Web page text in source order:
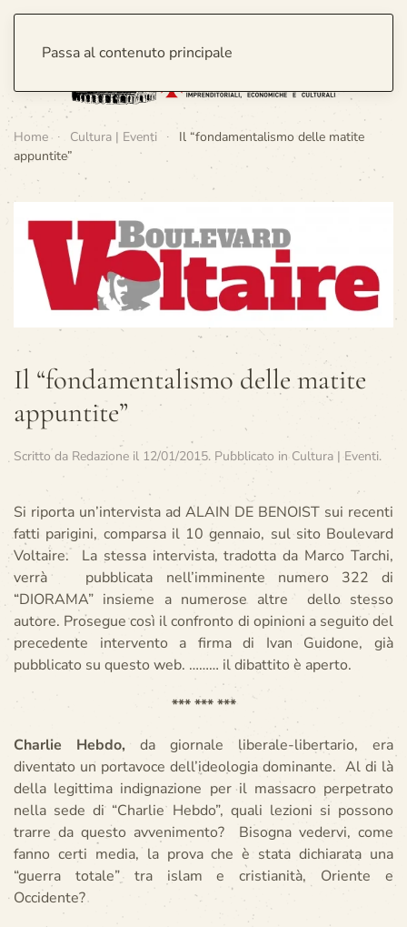
Passa al contenuto principale
Home Cultura | Eventi
Il “fondamentalismo delle matite
appuntite”
Il “fondamentalismo delle matite
appuntite”
Scritto da Redazione il 12/01/2015. Pubblicato in Cultura | Eventi.
Si riporta un’intervista ad ALAIN DE BENOIST sui recenti
fatti parigini, comparsa il 10 gennaio, sul sito Boulevard
Voltaire. La stessa intervista, tradotta da Marco Tarchi,
verrà pubblicata nell’imminente numero 322 di
“DIORAMA” insieme a numerose altre dello stesso
autore. Prosegue così il confronto di opinioni a seguito del
precedente intervento a firma di Ivan Guidone, già
pubblicato su questo web. ……… il dibattito è aperto.
*** *** ***
Charlie Hebdo, da giornale liberale-libertario, era
diventato un portavoce dell’ideologia dominante. Al di là
della legittima indignazione per il massacro perpetrato
nella sede di “Charlie Hebdo”, quali lezioni si possono
trarre da questo avvenimento? Bisogna vedervi, come
fanno certi media, la prova che è stata dichiarata una
“guerra totale” tra islam e cristianità, Oriente e
Occidente?